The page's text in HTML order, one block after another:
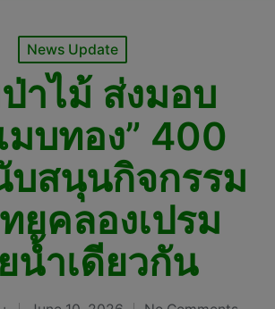
Posted
News Update
าไม้ ส่งมอบ
มบทอง” 400
สนุนกิจกรรม
ยคลองเปรม
น้ำเดียวกัน